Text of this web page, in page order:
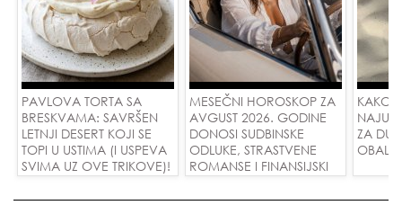
PAVLOVA TORTA SA
BRESKVAMA: SAVRŠEN
LETNJI DESERT KOJI SE
TOPI U USTIMA (I USPEVA
SVIMA UZ OVE TRIKOVE)!
MESEČNI HOROSKOP ZA
AVGUST 2026. GODINE
DONOSI SUDBINSKE
ODLUKE, STRASTVENE
ROMANSE I FINANSIJSKI
KAKO
ZA